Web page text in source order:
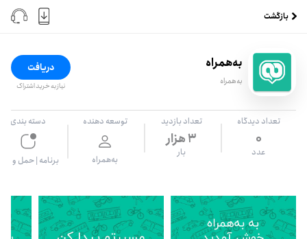
بازگشت
به‌همراه
به‌همراه
دریافت
نیاز به خرید اشتراک
تعداد دیدگاه
0
عدد
تعداد بازدید
۳ هزار
بار
توسعه دهنده
به‌همراه
دسته بندی
برنامه‌ |حمل و